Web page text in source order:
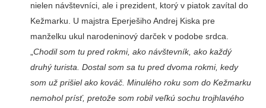
nielen návštevníci, ale i prezident, ktorý v piatok zavítal do
Kež­marku. U majstra Eperješiho Andrej Kiska pre
manželku ukul narodeninový darček v podobe srdca.
Chodil som tu pred rokmi, ako návštev­ník, ako každý
druhý turista. Dostal som sa tu pred dvoma rokmi, kedy
som už prišiel ako kováč. Minulého roku som do Kežmarku
nemohol prísť, pretože som robil veľkú sochu trojhlavého